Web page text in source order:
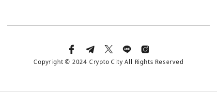
Copyright © 2024 Crypto City All Rights Reserved